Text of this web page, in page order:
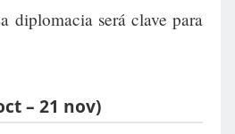
diplomacia será clave para
– 21 nov)